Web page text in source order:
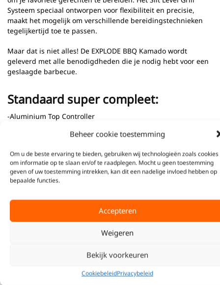
Beheer cookie toestemming
Om u de beste ervaring te bieden, gebruiken wij technologieën zoals cookies
om informatie op te slaan en/of te raadplegen. Mocht u geen toestemming
geven of uw toestemming intrekken, kan dit een nadelige invloed hebben op
bepaalde functies.
Accepteren
Weigeren
Bekijk voorkeuren
CookiebeleidPrivacybeleid
Systeem speciaal ontworpen voor flexibiliteit en precisie,
maakt het mogelijk om verschillende bereidingstechnieken
tegelijkertijd toe te passen.
Maar dat is niet alles! De EXPLODE BBQ Kamado wordt
geleverd met alle benodigdheden die je nodig hebt voor een
geslaagde barbecue.
Standaard super compleet:
-Aluminium Top Controller
-RVS Sluiting & Fiberglass afdichting
-Split Level Grill Systeem
-2x Halve Maan RVS Roosters 7mm
-2x Keramisch Hitteschild
-Pro Firebox: RVS-houder, 6 Keramische Segmenten, Fire Ring
-RVS Houtskoolmand
-Hardhouten zijtafels voorzien van een tafelstopper
-Industrieel Onderstel met opbergplaat